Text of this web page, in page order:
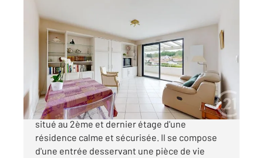
ANGLET 64
46,28 m2, 2 pièces
Ref : 5209
Appartement T2 à vendre
305 000 €
CANTAU Découvrez ce très beau T2 de 46 m²,
situé au 2ème et dernier étage d'une
résidence calme et sécurisée. Il se compose
d'une entrée desservant une pièce de vie